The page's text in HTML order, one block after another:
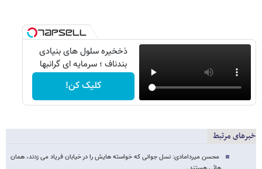
ذخخیره سلول های بنیادی
بندناف ؛ سرمایه ای گرانبها
کلیک کن!
خبرهای مرتبط
محسن میردامادی: نسل جوانی که خواسته هایش را در خیابان فریاد می زدند، همان